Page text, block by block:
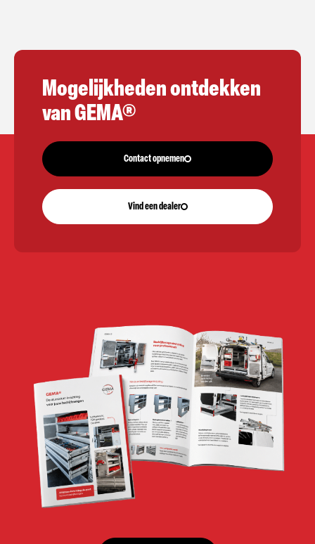
Mogelijkheden ontdekken
van GEMA®
Contact opnemen
Vind een dealer